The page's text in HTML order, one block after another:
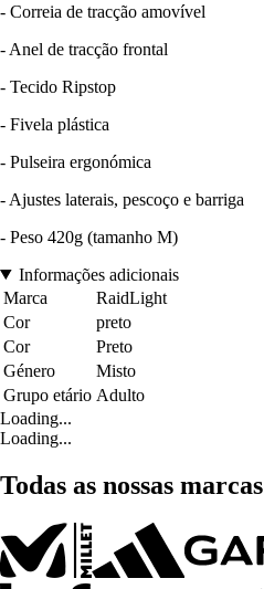
- Correia de tracção amovível
- Anel de tracção frontal
- Tecido Ripstop
- Fivela plástica
- Pulseira ergonómica
- Ajustes laterais, pescoço e barriga
- Peso 420g (tamanho M)
Informações adicionais
Marca
RaidLight
Cor
preto
Cor
Preto
Género
Misto
Grupo etário Adulto
Loading...
Loading...
Todas as nossas marcas